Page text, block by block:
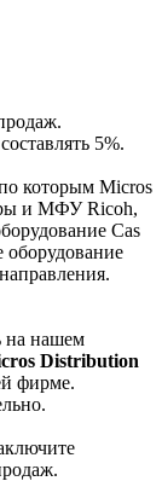
5%.
которым Micros
и МФУ Ricoh,
Cas
оборудование
на нашем
Distribution
фирме.